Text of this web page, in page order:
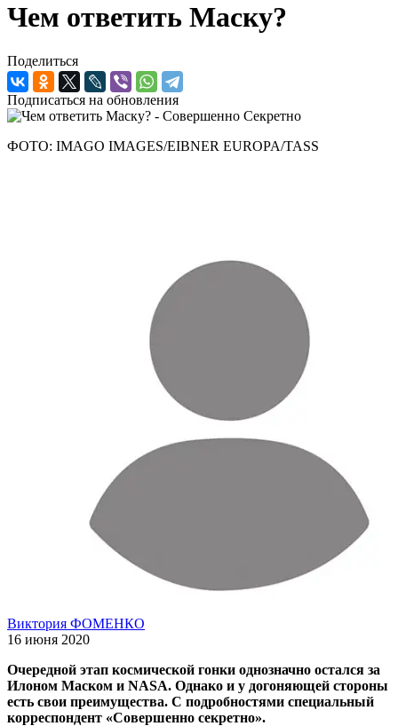
Чем ответить Маску?
Поделиться
Подписаться на обновления
ФОТО: IMAGO IMAGES/EIBNER EUROPA/TASS
Виктория ФОМЕНКО
16 июня 2020
Очередной этап космической гонки однозначно остался за
Илоном Маском и NASA. Однако и у догоняющей стороны
есть свои преимущества. С подробностями специальный
корреспондент «Совершенно секретно».